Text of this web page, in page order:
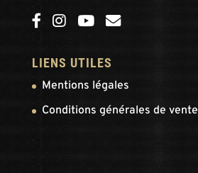
LIENS UTILES
Mentions légales
Conditions générales de vente